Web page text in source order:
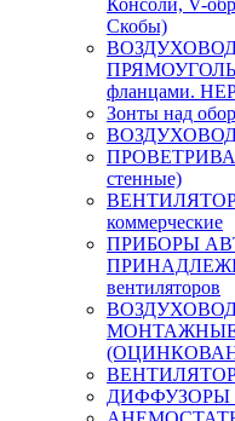
Консоли, V-
Скобы)
фланцами.
Зонты над
стенные)
коммерческие
ПРИБОРЫ
вентиляторов
МОНТАЖНЫЕ
ДИФФУЗОРЫ